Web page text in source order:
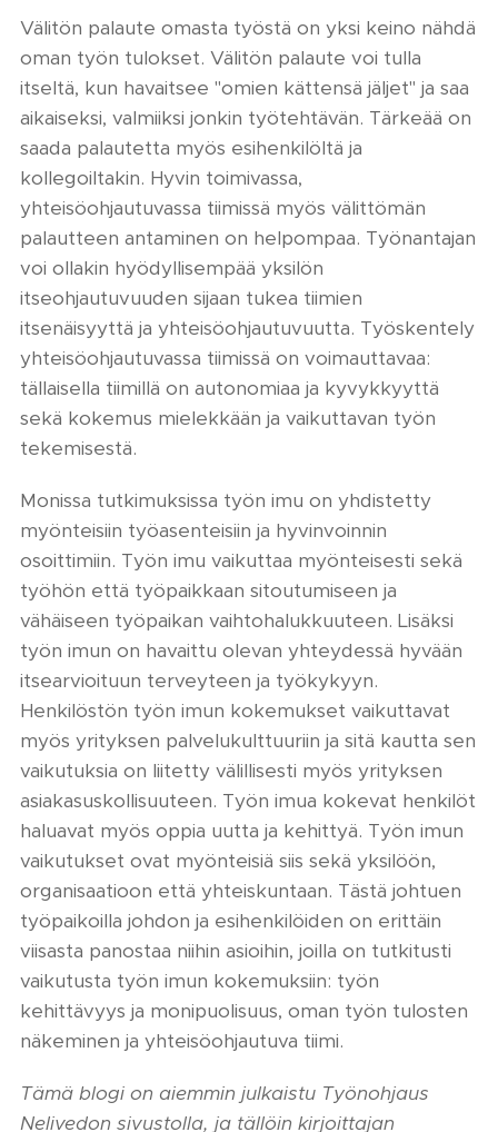
Välitön palaute omasta työstä on yksi keino nähdä
oman työn tulokset. Välitön palaute voi tulla
itseltä, kun havaitsee "omien kättensä jäljet" ja saa
aikaiseksi, valmiiksi jonkin työtehtävän. Tärkeää on
saada palautetta myös esihenkilöltä ja
kollegoiltakin. Hyvin toimivassa,
yhteisöohjautuvassa tiimissä myös välittömän
palautteen antaminen on helpompaa. Työnantajan
voi ollakin hyödyllisempää yksilön
itseohjautuvuuden sijaan tukea tiimien
itsenäisyyttä ja yhteisöohjautuvuutta. Työskentely
yhteisöohjautuvassa tiimissä on voimauttavaa:
tällaisella tiimillä on autonomiaa ja kyvykkyyttä
sekä kokemus mielekkään ja vaikuttavan työn
tekemisestä.
Monissa tutkimuksissa työn imu on yhdistetty
myönteisiin työasenteisiin ja hyvinvoinnin
osoittimiin. Työn imu vaikuttaa myönteisesti sekä
työhön että työpaikkaan sitoutumiseen ja
vähäiseen työpaikan vaihtohalukkuuteen. Lisäksi
työn imun on havaittu olevan yhteydessä hyvään
itsearvioituun terveyteen ja työkykyyn.
Henkilöstön työn imun kokemukset vaikuttavat
myös yrityksen palvelukulttuuriin ja sitä kautta sen
vaikutuksia on liitetty välillisesti myös yrityksen
asiakasuskollisuuteen. Työn imua kokevat henkilöt
haluavat myös oppia uutta ja kehittyä. Työn imun
vaikutukset ovat myönteisiä siis sekä yksilöön,
organisaatioon että yhteiskuntaan. Tästä johtuen
työpaikoilla johdon ja esihenkilöiden on erittäin
viisasta panostaa niihin asioihin, joilla on tutkitusti
vaikutusta työn imun kokemuksiin: työn
kehittävyys ja monipuolisuus, oman työn tulosten
näkeminen ja yhteisöohjautuva tiimi.
Tämä blogi on aiemmin julkaistu Työnohjaus
Nelivedon sivustolla, ja tällöin kirjoittajan